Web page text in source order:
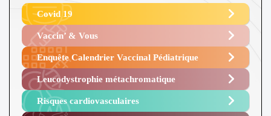
Covid 19
Vaccin’ & Vous
Enquête Calendrier Vaccinal Pédiatrique
Leucodystrophie métachromatique
Risques cardiovasculaires